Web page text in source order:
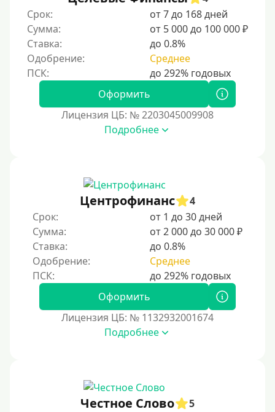
Срок:
от 7 до 168 дней
Сумма:
от 5 000 до 100 000 ₽
Ставка:
до 0.8%
Одобрение:
Среднее
Оформить
Лицензия ЦБ: № 2203045009908
Подробнее
Центрофинанс
4
Срок:
от 1 до 30 дней
Сумма:
от 2 000 до 30 000 ₽
Ставка:
до 0.8%
Одобрение:
Среднее
Оформить
Лицензия ЦБ: № 1132932001674
Подробнее
Честное Слово
5